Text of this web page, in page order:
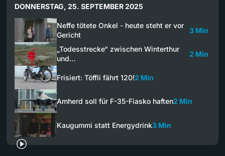
DONNERSTAG, 25. SEPTEMBER 2025
Neffe tötete Onkel - heute steht er vor
Gericht
3 Min
„Todesstrecke“ zwischen Winterthur
und…
2 Min
Frisiert: Töffli fährt 120!2 Min
Amherd soll für F-35-Fiasko haften2 Min
Kaugummi statt Energydrink3 Min